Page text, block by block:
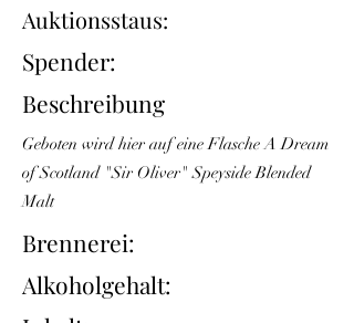
Auktionsstaus:
Spender:
Beschreibung
Geboten wird hier auf eine Flasche A Dream
of Scotland "Sir Oliver" Speyside Blended
Malt
Brennerei:
Alkoholgehalt: